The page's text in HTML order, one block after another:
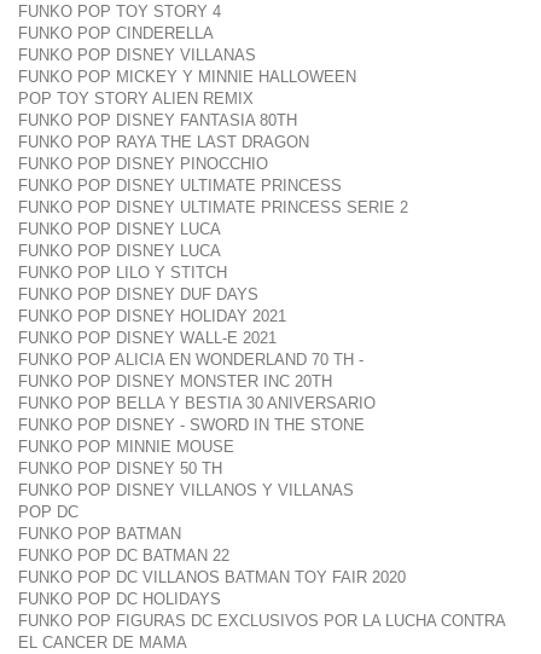
FUNKO POP TOY STORY 4
FUNKO POP CINDERELLA
FUNKO POP DISNEY VILLANAS
FUNKO POP MICKEY Y MINNIE HALLOWEEN
POP TOY STORY ALIEN REMIX
FUNKO POP DISNEY FANTASIA 80TH
FUNKO POP RAYA THE LAST DRAGON
FUNKO POP DISNEY PINOCCHIO
FUNKO POP DISNEY ULTIMATE PRINCESS
FUNKO POP DISNEY ULTIMATE PRINCESS SERIE 2
FUNKO POP DISNEY LUCA
FUNKO POP DISNEY LUCA
FUNKO POP LILO Y STITCH
FUNKO POP DISNEY DUF DAYS
FUNKO POP DISNEY HOLIDAY 2021
FUNKO POP DISNEY WALL-E 2021
FUNKO POP ALICIA EN WONDERLAND 70 TH -
FUNKO POP DISNEY MONSTER INC 20TH
FUNKO POP BELLA Y BESTIA 30 ANIVERSARIO
FUNKO POP DISNEY - SWORD IN THE STONE
FUNKO POP MINNIE MOUSE
FUNKO POP DISNEY 50 TH
FUNKO POP DISNEY VILLANOS Y VILLANAS
POP DC
FUNKO POP BATMAN
FUNKO POP DC BATMAN 22
FUNKO POP DC VILLANOS BATMAN TOY FAIR 2020
FUNKO POP DC HOLIDAYS
FUNKO POP FIGURAS DC EXCLUSIVOS POR LA LUCHA CONTRA
EL CANCER DE MAMA